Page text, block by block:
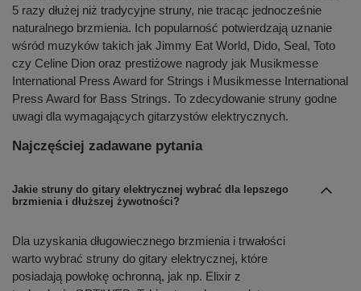
5 razy dłużej niż tradycyjne struny, nie tracąc jednocześnie
naturalnego brzmienia. Ich popularność potwierdzają uznanie
wśród muzyków takich jak Jimmy Eat World, Dido, Seal, Toto
czy Celine Dion oraz prestiżowe nagrody jak Musikmesse
International Press Award for Strings i Musikmesse International
Press Award for Bass Strings. To zdecydowanie struny godne
uwagi dla wymagających gitarzystów elektrycznych.
Najczęściej zadawane pytania
Jakie struny do gitary elektrycznej wybrać dla lepszego
brzmienia i dłuższej żywotności?
Dla uzyskania długowiecznego brzmienia i trwałości
warto wybrać struny do gitary elektrycznej, które
posiadają powłokę ochronną, jak np. Elixir z